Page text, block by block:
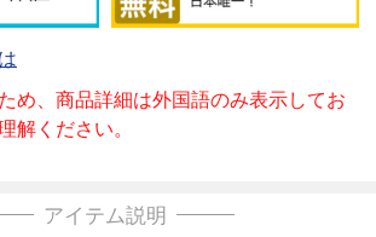
め、商品詳細は外国語のみ表示してお
解ください。
アイテム説明